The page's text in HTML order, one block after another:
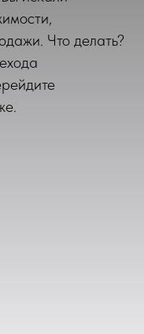
Что делать?